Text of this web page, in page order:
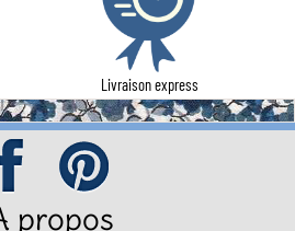
Livraison express
propos